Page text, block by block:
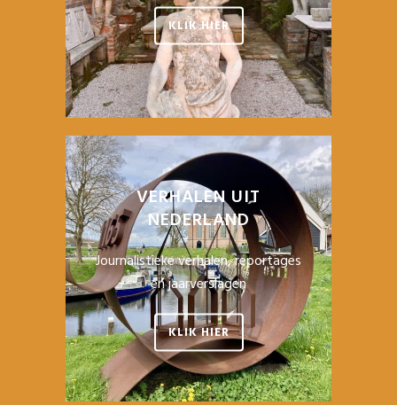
KLIK HIER
VERHALEN UIT
NEDERLAND
Journalistieke verhalen, reportages
en jaarverslagen
KLIK HIER